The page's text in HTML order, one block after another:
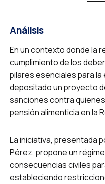
Análisis
En un contexto donde la
cumplimiento de los
pilares esenciales para la
depositado un proyecto
sanciones contra
pensión alimenticia en la
La iniciativa, presentada
Pérez, propone un
consecuencias civiles
estableciendo